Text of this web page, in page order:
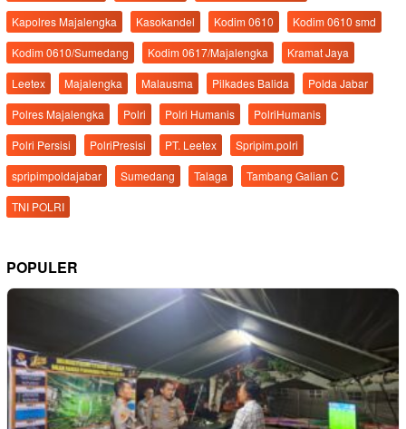
Kapolres Majalengka
Kasokandel Kodim 0610
Kodim 0610 smd
Kodim 0610/Sumedang
Kodim 0617/Majalengka
Kramat Jaya
Leetex
Majalengka Malausma Pilkades Balida
Polda Jabar
Polres Majalengka
Polri Polri Humanis
PolriHumanis
Polri Persisi
PolriPresisi PT. Leetex
Spripim.polri
spripimpoldajabar
Sumedang Talaga
Tambang Galian C
TNI POLRI
POPULER